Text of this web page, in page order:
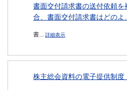
書面交付請求書の送付依頼
合、書面交付請求書はどのよ...
書... 詳細表示
株主総会資料の電子提供制度